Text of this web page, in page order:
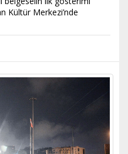
Kültür Merkezi’nde